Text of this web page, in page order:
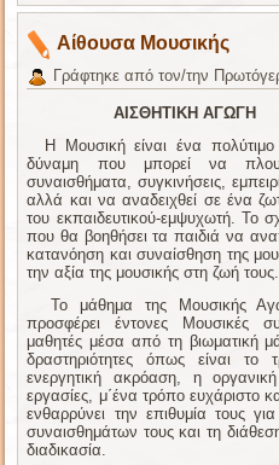
Αίθουσα Μουσικής
Γράφτηκε από τον/την
ΑΙΣΘΗΤΙΚΗ ΑΓΩΓΗ
Η Μουσική είναι ένα πολύτιμο
δύναμη που μπορεί να
συναισθήματα, συγκινήσεις,
αλλά και να αναδειχθεί σε ένα
του εκπαιδευτικού-εμψυχωτή. Το
που θα βοηθήσει τα παιδιά να
κατανόηση και συναίσθηση της
την αξία της μουσικής στη ζωή τους.
Το μάθημα της Μουσικής
προσφέρει έντονες Μουσικές
μαθητές μέσα από τη βιωματική
δραστηριότητες όπως είναι
ενεργητική ακρόαση, η
εργασίες, μ΄ένα τρόπο ευχάριστο
ενθαρρύνει την επιθυμία τους
συναισθημάτων τους και τη
διαδικασία.